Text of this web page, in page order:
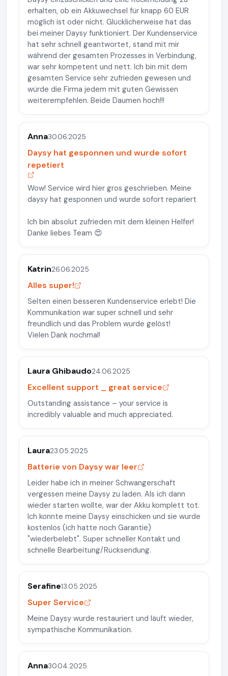
erhalten, ob ein Akkuwechsel für knapp 60 EUR
möglich ist oder nicht. Glücklicherweise hat das
bei meiner Daysy funktioniert. Der Kundenservice
hat sehr schnell geantwortet, stand mit mir
während der gesamten Prozesses in Verbindung,
war sehr kompetent und nett. Ich bin mit dem
gesamten Service sehr zufrieden gewesen und
würde die Firma jedem mit guten Gewissen
weiterempfehlen. Beide Daumen hoch!!!
Anna30.06.2025
Daysy hat gesponnen und wurde sofort
repetiert
Wow! Service wird hier gros geschrieben. Meine
daysy hat gesponnen und wurde sofort repariert
Ich bin absolut zufrieden mit dem kleinen Helfer!
Danke liebes Team 😍
Katrin26.06.2025
Alles super!
Selten einen besseren Kundenservice erlebt! Die
Kommunikation war super schnell und sehr
freundlich und das Problem wurde gelöst!
Vielen Dank nochmal!
Laura Ghibaudo24.06.2025
Excellent support _ great service
Outstanding assistance – your service is
incredibly valuable and much appreciated.
Laura23.05.2025
Batterie von Daysy war leer
Leider habe ich in meiner Schwangerschaft
vergessen meine Daysy zu laden. Als ich dann
wieder starten wollte, war der Akku komplett tot.
Ich konnte meine Daysy einschicken und sie wurde
kostenlos (ich hatte noch Garantie)
"wiederbelebt". Super schneller Kontakt und
schnelle Bearbeitung/Rücksendung.
Serafine13.05.2025
Super Service
Meine Daysy wurde restauriert und läuft wieder,
sympathische Kommunikation.
Anna30.04.2025